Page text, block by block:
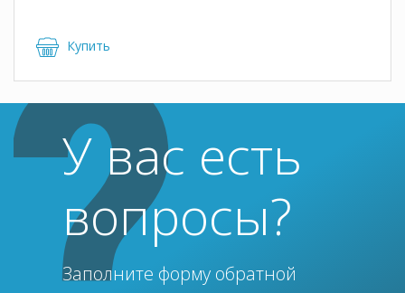
Купить
У вас есть
вопросы?
Заполните форму обратной